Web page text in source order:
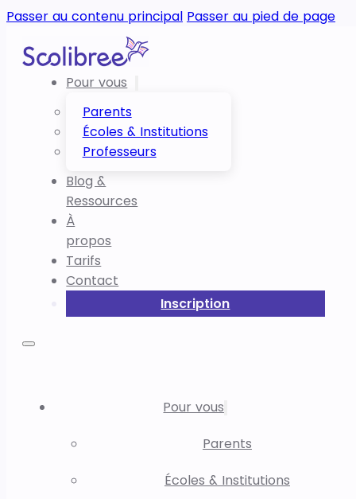
Passer au contenu principal Passer au pied de page
Pour vous
Parents
Écoles & Institutions
Professeurs
Blog &
Ressources
À
propos
Tarifs
Contact
Inscription
Pour vous
Parents
Écoles & Institutions